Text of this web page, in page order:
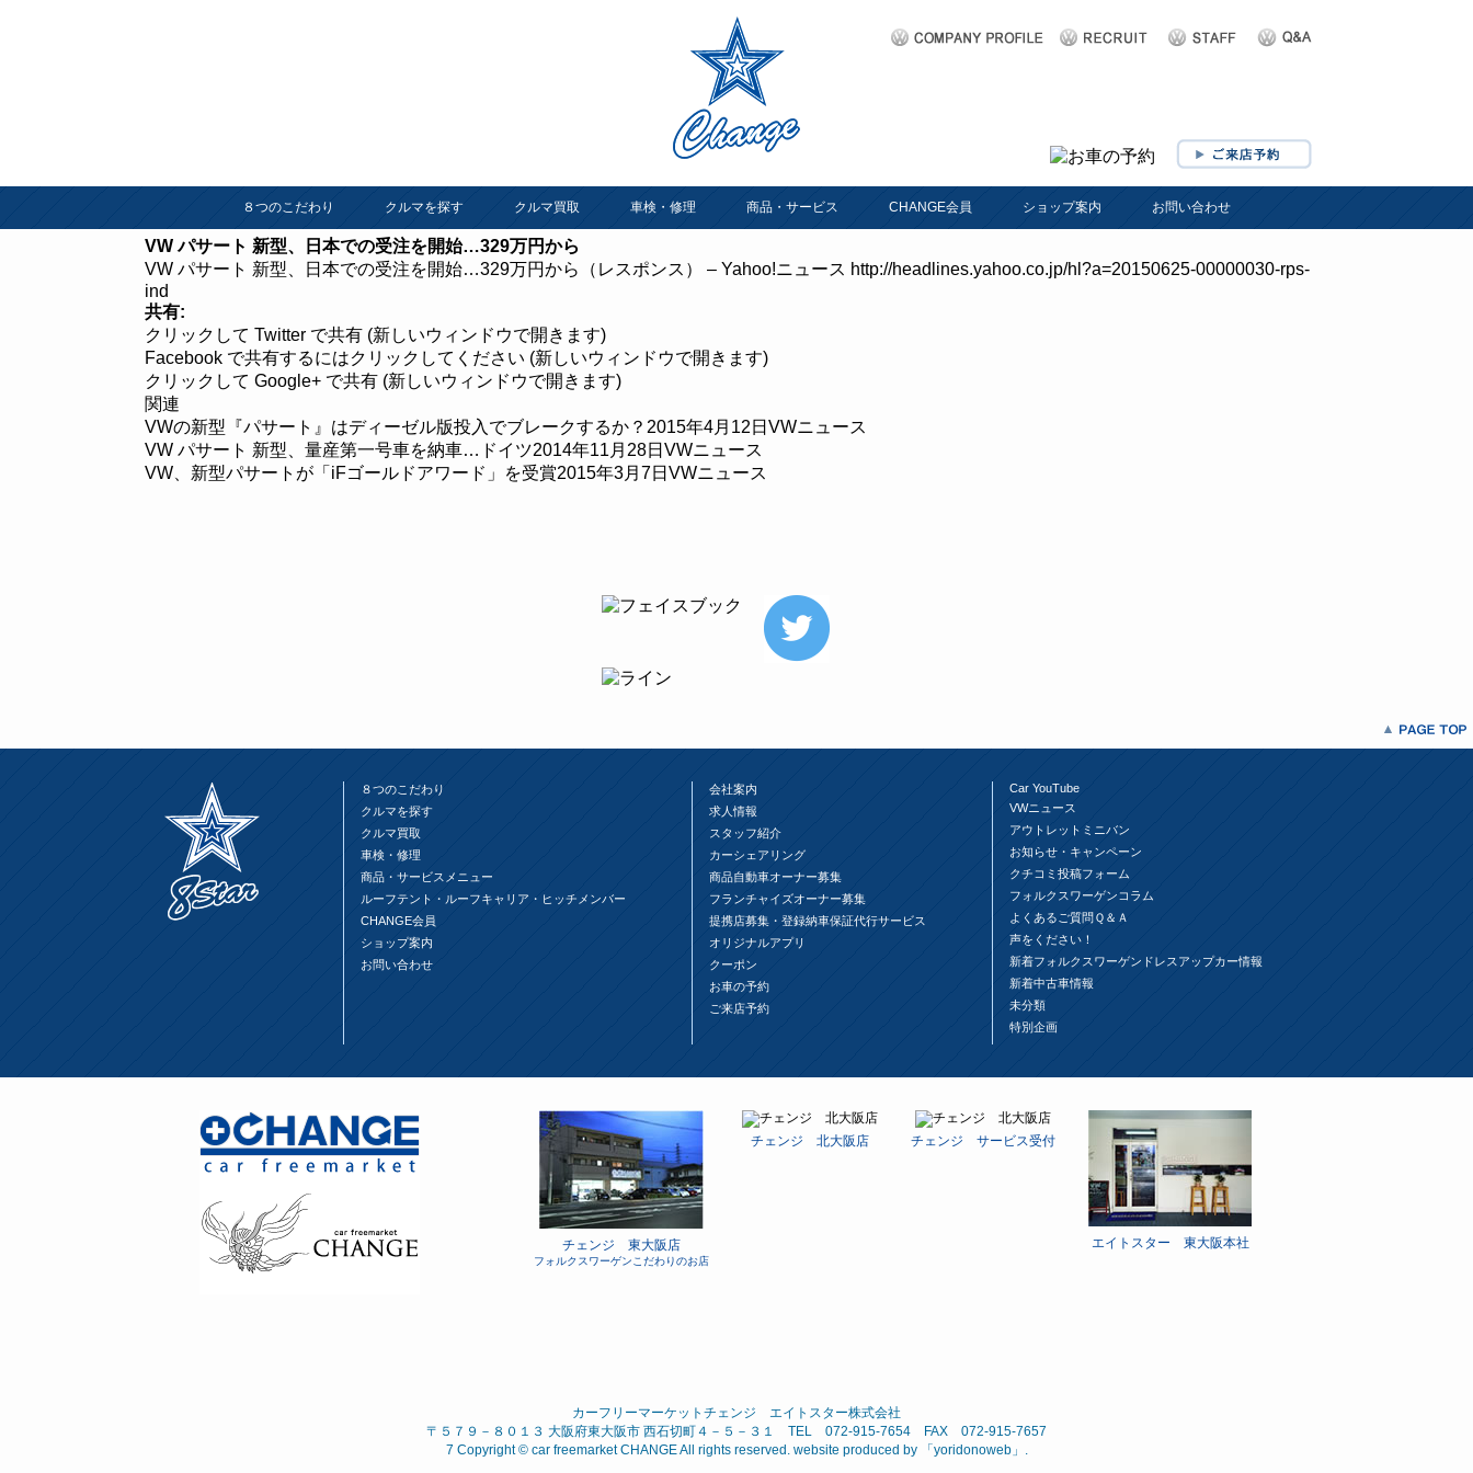
８つのこだわり クルマを探す クルマ買取 車検・修理 商品・サービス CHANGE会員 ショップ案内 お問い合わせ
VW パサート 新型、日本での受注を開始…329万円から
VW パサート 新型、日本での受注を開始…329万円から（レスポンス） – Yahoo!ニュース http://headlines.yahoo.co.jp/hl?a=20150625-00000030-rps-
ind
共有:
クリックして Twitter で共有 (新しいウィンドウで開きます)
Facebook で共有するにはクリックしてください (新しいウィンドウで開きます)
クリックして Google+ で共有 (新しいウィンドウで開きます)
関連
VWの新型『パサート』はディーゼル版投入でブレークするか？ 2015年4月12日 VWニュース
VW パサート 新型、量産第一号車を納車…ドイツ2014年11月28日 VWニュース
VW、新型パサートが「iFゴールドアワード」を受賞2015年3月7日 VWニュース
８つのこだわり
クルマを探す
クルマ買取
車検・修理
商品・サービスメニュー
ルーフテント・ルーフキャリア・ヒッチメンバー
CHANGE会員
ショップ案内
お問い合わせ
会社案内
求人情報
スタッフ紹介
カーシェアリング
商品自動車オーナー募集
フランチャイズオーナー募集
提携店募集・登録納車保証代行サービス
オリジナルアプリ
クーポン
お車の予約
ご来店予約
Car YouTube
VWニュース
アウトレットミニバン
お知らせ・キャンペーン
クチコミ投稿フォーム
フォルクスワーゲンコラム
よくあるご質問Ｑ＆Ａ
声をください！
新着フォルクスワーゲンドレスアップカー情報
新着中古車情報
未分類
特別企画
チェンジ 東大阪店
フォルクスワーゲンこだわりのお店
チェンジ 北大阪店 チェンジ サービス受付
エイトスター 東大阪本社
カーフリーマーケットチェンジ エイトスター株式会社
〒５７９－８０１３ 大阪府東大阪市 西石切町４－５－３１ TEL 072-915-7654 FAX 072-915-7657
7 Copyright © car freemarket CHANGE All rights reserved. website produced by 「 yoridonoweb」.